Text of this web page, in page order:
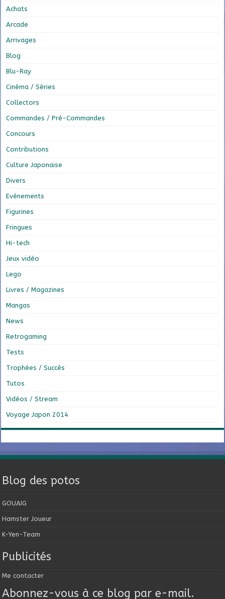
Achats
Arcade
Arrivages
Blog
Blu-Ray
Cinéma / Séries
Collectors
Commandes / Pré-Commandes
Concours
Contributions
Culture Japonaise
Divers
Evénements
Figurines
Fringues
Hi-tech
Jeux vidéo
Lego
Livres / Magazines
Mangas
News
Retrogaming
Tests
Trophées / Succès
Tutos
Vidéos / Stream
Voyage Japon 2014
Blog des potos
GOUAIG
Hamster Joueur
K-Yen-Team
Publicités
Me contacter
Abonnez-vous à ce blog par e-mail.